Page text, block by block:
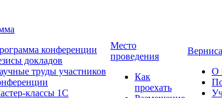
конференции
докладов
труды участников
классы 1С
Место
проведения
Как
проехать
О